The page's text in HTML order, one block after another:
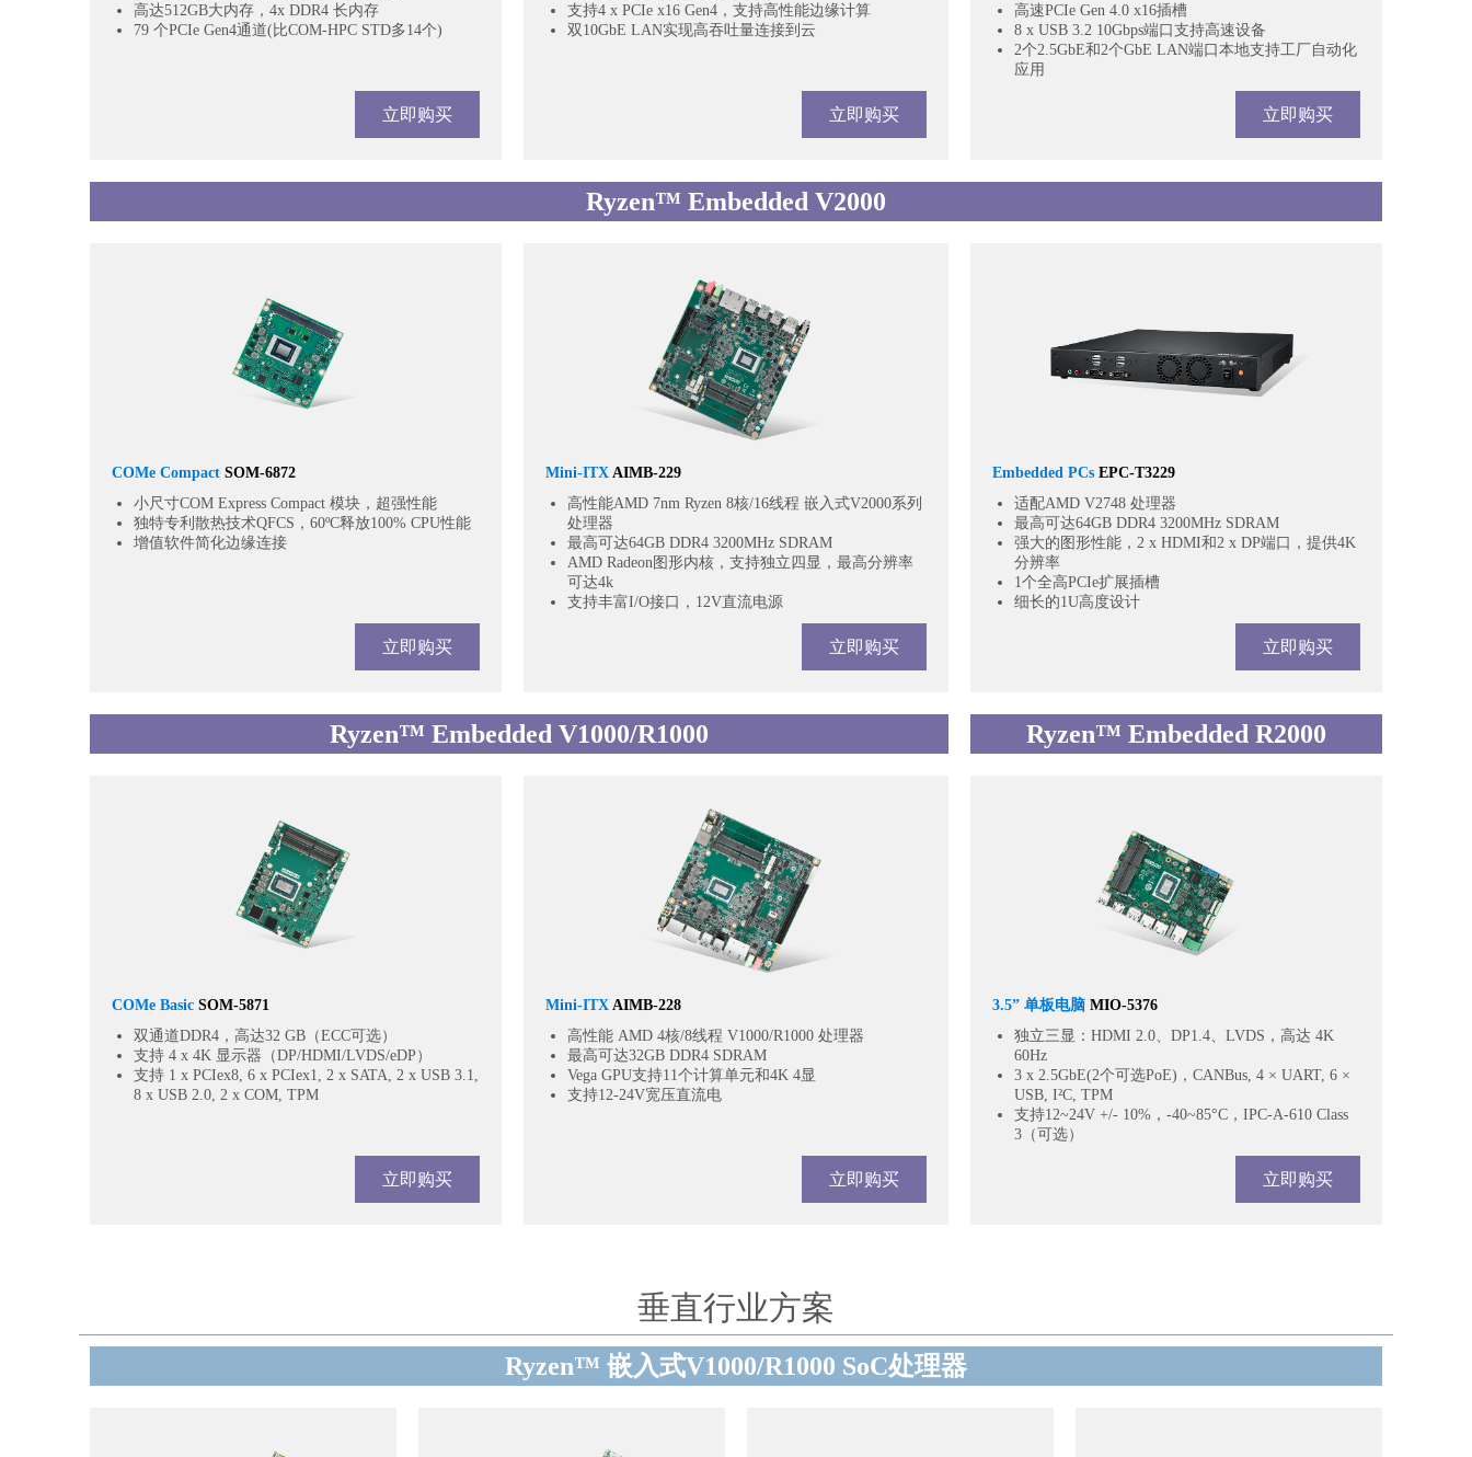
高达512GB大内存，4x DDR4 长内存
79 个PCIe Gen4通道(比COM-HPC STD多14个)
立即购买
支持4 x PCIe x16 Gen4，支持高性能边缘计算
双10GbE LAN实现高吞吐量连接到云
立即购买
高速PCIe Gen 4.0 x16插槽
8 x USB 3.2 10Gbps端口支持高速设备
2个2.5GbE和2个GbE LAN端口本地支持工厂自动化
应用
立即购买
Ryzen™ Embedded V2000
COMe Compact SOM-6872
小尺寸COM Express Compact 模块，超强性能
独特专利散热技术QFCS，60ºC释放100% CPU性能
增值软件简化边缘连接
立即购买
Mini-ITX AIMB-229
高性能AMD 7nm Ryzen 8核/16线程 嵌入式V2000系列
处理器
最高可达64GB DDR4 3200MHz SDRAM
AMD Radeon图形内核，支持独立四显，最高分辨率
可达4k
支持丰富I/O接口，12V直流电源
立即购买
Embedded PCs EPC-T3229
适配AMD V2748 处理器
最高可达64GB DDR4 3200MHz SDRAM
强大的图形性能，2 x HDMI和2 x DP端口，提供4K
分辨率
1个全高PCIe扩展插槽
细长的1U高度设计
立即购买
Ryzen™ Embedded V1000/R1000 Ryzen™ Embedded R2000
COMe Basic SOM-5871
双通道DDR4，高达32 GB（ECC可选）
支持 4 x 4K 显示器（DP/HDMI/LVDS/eDP）
支持 1 x PCIex8, 6 x PCIex1, 2 x SATA, 2 x USB 3.1,
8 x USB 2.0, 2 x COM, TPM
立即购买
Mini-ITX AIMB-228
高性能 AMD 4核/8线程 V1000/R1000 处理器
最高可达32GB DDR4 SDRAM
Vega GPU支持11个计算单元和4K 4显
支持12-24V宽压直流电
立即购买
3.5” 单板电脑 MIO-5376
独立三显：HDMI 2.0、DP1.4、LVDS，高达 4K
60Hz
3 x 2.5GbE(2个可选PoE)，CANBus, 4 × UART, 6 ×
USB, I²C, TPM
支持12~24V +/- 10%，-40~85°C，IPC-A-610 Class
3（可选）
立即购买
垂直行业方案
Ryzen™ 嵌入式V1000/R1000 SoC处理器